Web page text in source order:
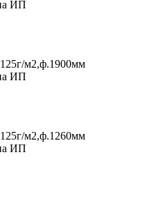
ИП
м2,ф.1900мм
ИП
м2,ф.1260мм
ИП